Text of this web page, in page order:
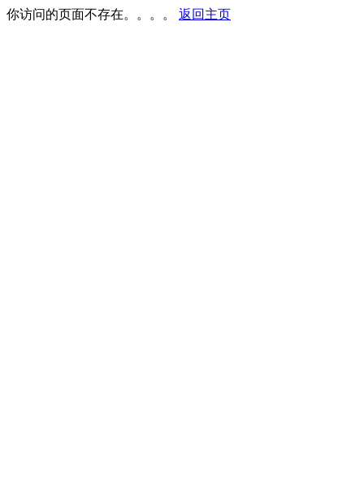
你访问的页面不存在。。。。 返回主页